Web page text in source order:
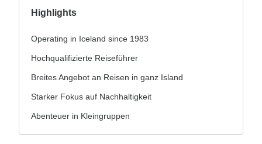
Highlights
Operating in Iceland since 1983
Hochqualifizierte Reiseführer
Breites Angebot an Reisen in ganz Island
Starker Fokus auf Nachhaltigkeit
Abenteuer in Kleingruppen